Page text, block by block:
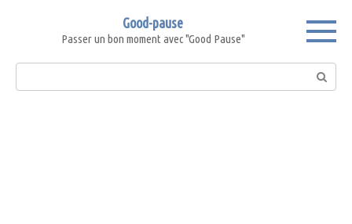
Good-pause
Passer un bon moment avec "Good Pause"
Search: